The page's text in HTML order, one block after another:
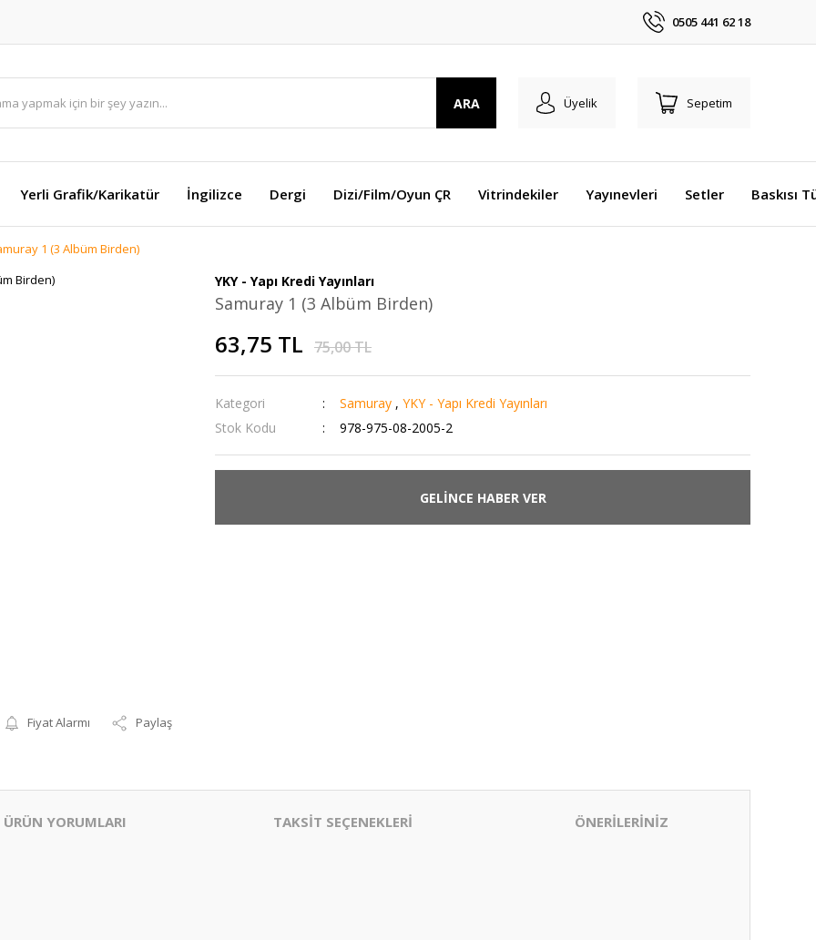
0505 441 62 18
ARA Üyelik Sepetim
Yerli Grafik/Karikatür İngilizce Dergi Dizi/Film/Oyun ÇR Vitrindekiler Yayınevleri Setler Baskısı
1 (3 Albüm Birden)
Fiyat Alarmı Paylaş
YKY - Yapı Kredi Yayınları
Samuray 1 (3 Albüm Birden)
63,75 TL 75,00 TL
Kategori Samuray , YKY - Yapı Kredi Yayınları
Stok Kodu
978-975-08-2005-2
GELİNCE HABER VER
ÜRÜN YORUMLARI TAKSİT SEÇENEKLERİ ÖNERİLERİNİZ